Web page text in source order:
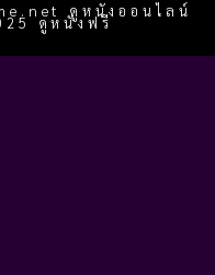
ดูหนังออนไลน์
ดูหนังฟรี